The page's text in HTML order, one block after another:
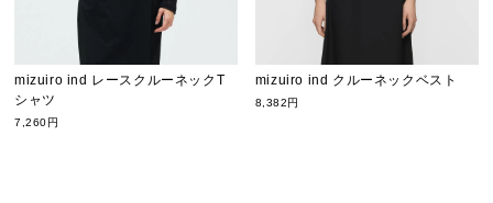
mizuiro ind レースクルーネックT
シャツ
7,260円
mizuiro ind クルーネックベスト
8,382円